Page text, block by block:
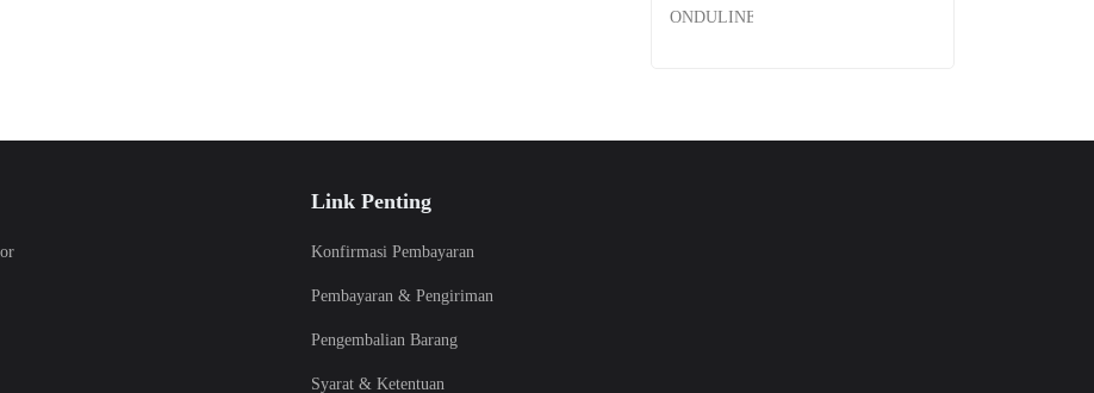
Link Penting
Konfirmasi Pembayaran
Pembayaran & Pengiriman
Pengembalian Barang
Syarat & Ketentuan